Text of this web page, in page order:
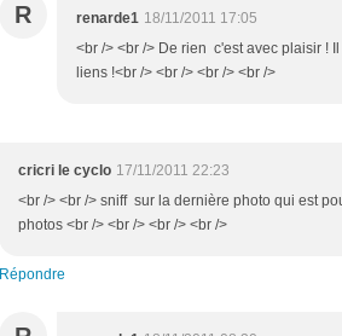
R renarde1 18/11/2011 17:05
<br /> <br /> De rien c'est avec plaisir !
liens !<br /> <br /> <br /> <br />
cricri le cyclo 17/11/2011 22:23
<br /> <br /> sniff sur la dernière photo qui est
photos <br /> <br /> <br /> <br />
Répondre